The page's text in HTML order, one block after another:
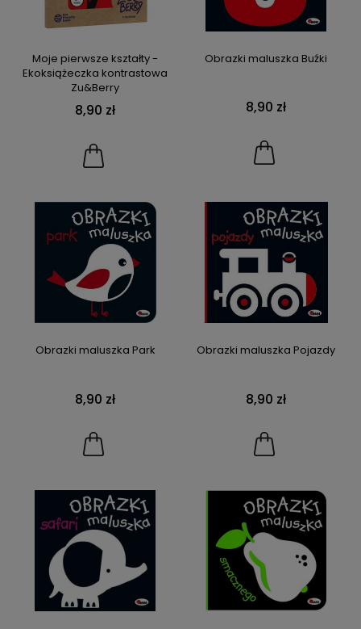
Moje pierwsze kształty -
Ekoksiążeczka kontrastowa
Zu&Berry
8,90 zł
Obrazki maluszka Buźki
8,90 zł
Obrazki maluszka Park
8,90 zł
Obrazki maluszka Pojazdy
8,90 zł